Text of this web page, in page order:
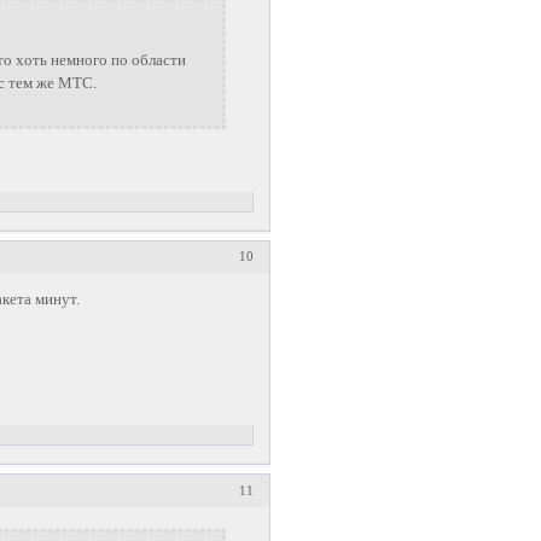
хоть немного по области
тем же МТС.
10
минут.
11